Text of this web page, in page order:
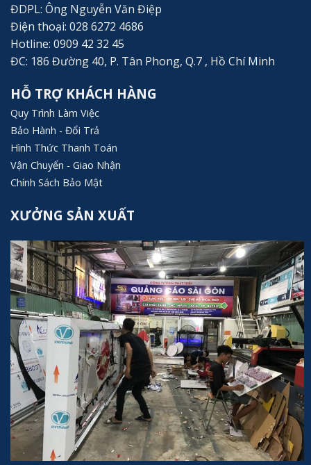
ĐDPL: Ông Nguyễn Văn Điệp
Điện thoại: 028 6272 4686
Hotline: 0909 42 32 45
ĐC: 186 Đường 40, P. Tân Phong, Q.7 , Hồ Chí Minh
HỖ TRỢ KHÁCH HÀNG
Quy Trình Làm Việc
Bảo Hành - Đổi Trả
Hình Thức Thanh Toán
Vận Chuyển - Giao Nhận
Chính Sách Bảo Mật
XƯỞNG SẢN XUẤT